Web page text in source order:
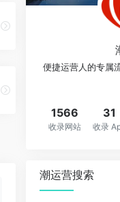
便捷运营人的专属
1566
收录网站
31
收录
潮运营搜索